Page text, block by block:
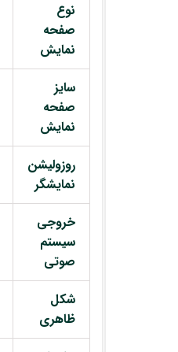
نوع
صفحه
نمایش
سایز
صفحه
نمایش
روزولیشن
نمایشگر
خروجی
سیستم
صوتی
شکل
ظاهری